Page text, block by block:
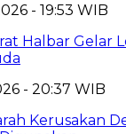
- 19:53 WIB
Halbar Gelar
- 20:37 WIB
Kerusakan